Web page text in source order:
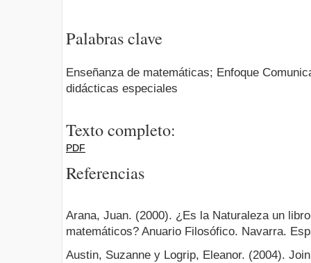
Palabras clave
Enseñanza de matemáticas; Enfoque
didácticas especiales
Texto completo:
PDF
Referencias
Arana, Juan. (2000). ¿Es la Naturaleza un
matemáticos? Anuario Filosófico. Navarra.
Austin, Suzanne y Logrip, Eleanor. (2004).